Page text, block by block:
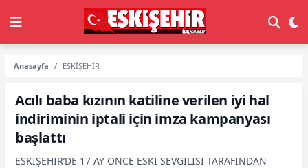
Anasayfa ESKİŞEHİR
Acılı baba kızının katiline verilen iyi hal
indiriminin iptali için imza kampanyası
başlattı
ESKİŞEHİR’DE 17 AY ÖNCE ESKİ SEVGİLİSİ TARAFINDAN